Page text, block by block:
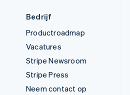
Bedrijf
Productroadmap
Vacatures
Stripe Newsroom
Stripe Press
Neem contact op